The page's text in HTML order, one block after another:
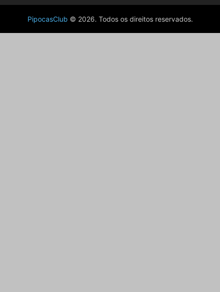
PipocasClub © 2026. Todos os direitos reservados.